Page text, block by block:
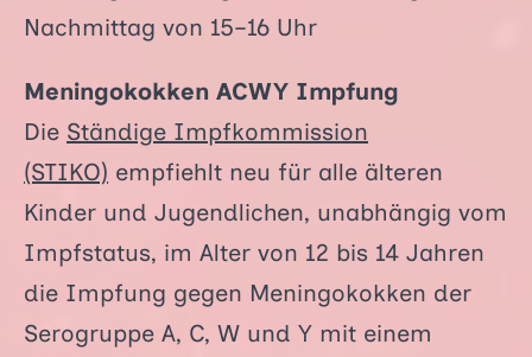
Nachmittag von 15–16 Uhr
Meningokokken ACWY Impfung
Die Ständige Impfkommission
(STIKO) empfiehlt neu für alle älteren
Kinder und Jugendlichen, unabhängig vom
Impfstatus, im Alter von 12 bis 14 Jahren
die Impfung gegen Meningokokken der
Serogruppe A, C, W und Y mit einem